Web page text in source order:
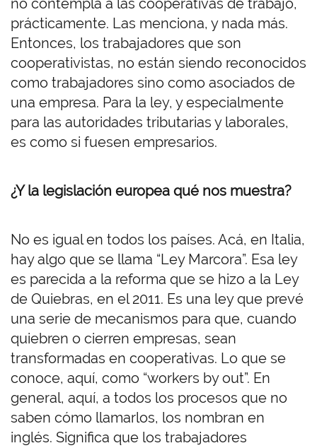
no contempla a las cooperativas de trabajo,
prácticamente. Las menciona, y nada más.
Entonces, los trabajadores que son
cooperativistas, no están siendo reconocidos
como trabajadores sino como asociados de
una empresa. Para la ley, y especialmente
para las autoridades tributarias y laborales,
es como si fuesen empresarios.
¿Y la legislación europea qué nos muestra?
No es igual en todos los países. Acá, en Italia,
hay algo que se llama “Ley Marcora”. Esa ley
es parecida a la reforma que se hizo a la Ley
de Quiebras, en el 2011. Es una ley que prevé
una serie de mecanismos para que, cuando
quiebren o cierren empresas, sean
transformadas en cooperativas. Lo que se
conoce, aquí, como “workers by out”. En
general, aquí, a todos los procesos que no
saben cómo llamarlos, los nombran en
inglés. Significa que los trabajadores